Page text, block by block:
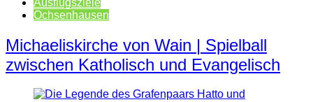
Ochsenhausen
Michaeliskirche von Wain | Spielball
zwischen Katholisch und Evangelisch